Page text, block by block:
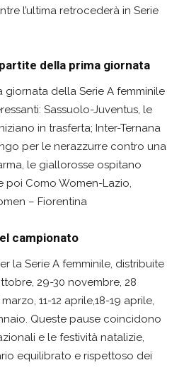
l’ultima retrocederà in Serie
della prima giornata
della Serie A femminile
Sassuolo-Juventus, le
in trasferta; Inter-Ternana
per le nerazzurre contro una
le giallorosse ospitano
poi Como Women-Lazio,
– Fiorentina
campionato
la Serie A femminile, distribuite
29-30 novembre, 28
11-12 aprile,18-19 aprile,
Queste pause coincidono
e le festività natalizie,
equilibrato e rispettoso dei